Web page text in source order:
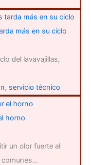
más en su ciclo
del lavavajillas,
, servicio técnico
horno
un olor fuerte al
comunes…